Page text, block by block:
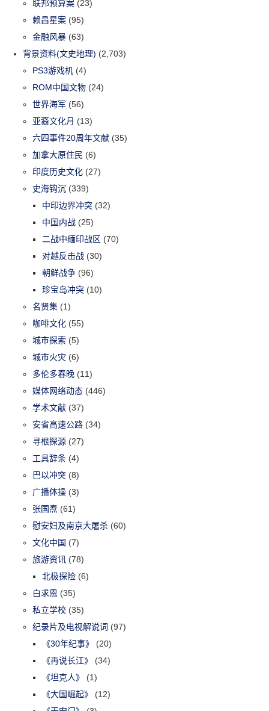
联邦预算案 (23)
赖昌星案 (95)
金融风暴 (63)
背景资料(文史地理) (2,703)
PS3游戏机 (4)
ROM中国文物 (24)
世界海军 (56)
亚裔文化月 (13)
六四事件20周年文献 (35)
加拿大原住民 (6)
印度历史文化 (27)
史海钩沉 (339)
中印边界冲突 (32)
中国内战 (25)
二战中缅印战区 (70)
对越反击战 (30)
朝鲜战争 (96)
珍宝岛冲突 (10)
名贤集 (1)
咖啡文化 (55)
城市探索 (5)
城市火灾 (6)
多伦多春晚 (11)
媒体网络动态 (446)
学术文献 (37)
安省高速公路 (34)
寻根探源 (27)
工具辞条 (4)
巴以冲突 (8)
广播体操 (3)
张国焘 (61)
慰安妇及南京大屠杀 (60)
文化中国 (7)
旅游资讯 (78)
北极探险 (6)
白求恩 (35)
私立学校 (35)
纪录片及电视解说词 (97)
《30年纪事》
(20)
《再说长江》
(34)
《坦克人》
(1)
《大国崛起》
(12)